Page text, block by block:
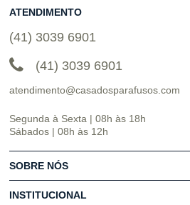
ATENDIMENTO
(41) 3039 6901
(41) 3039 6901
atendimento@casadosparafusos.com
Segunda à Sexta | 08h às 18h
Sábados | 08h às 12h
SOBRE NÓS
INSTITUCIONAL